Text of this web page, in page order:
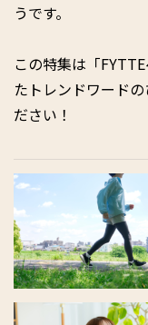
うです。
この特集は「
たトレンドワード
ださい！